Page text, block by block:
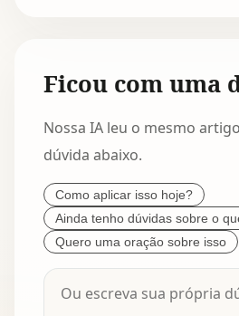
Ficou com uma
Nossa IA leu o mesmo
dúvida abaixo.
Como aplicar isso hoje?
Ainda tenho dúvidas sobre o
Quero uma oração sobre isso